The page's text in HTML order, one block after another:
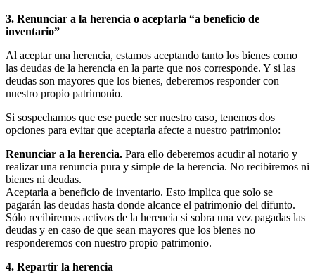
3. Renunciar a la herencia o aceptarla “a beneficio de
inventario”
Al aceptar una herencia, estamos aceptando tanto los bienes como
las deudas de la herencia en la parte que nos corresponde. Y si las
deudas son mayores que los bienes, deberemos responder con
nuestro propio patrimonio.
Si sospechamos que ese puede ser nuestro caso, tenemos dos
opciones para evitar que aceptarla afecte a nuestro patrimonio:
Renunciar a la herencia. Para ello deberemos acudir al notario y
realizar una renuncia pura y simple de la herencia. No recibiremos ni
bienes ni deudas.
Aceptarla a beneficio de inventario. Esto implica que solo se
pagarán las deudas hasta donde alcance el patrimonio del difunto.
Sólo recibiremos activos de la herencia si sobra una vez pagadas las
deudas y en caso de que sean mayores que los bienes no
responderemos con nuestro propio patrimonio.
4. Repartir la herencia